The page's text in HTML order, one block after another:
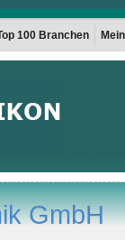
100 Branchen
GmbH